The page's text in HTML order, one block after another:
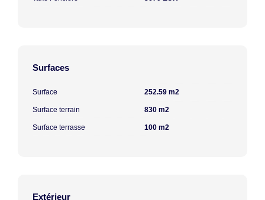
Surfaces
Surface 252.59 m2
Surface terrain 830 m2
Surface terrasse 100 m2
Extérieur